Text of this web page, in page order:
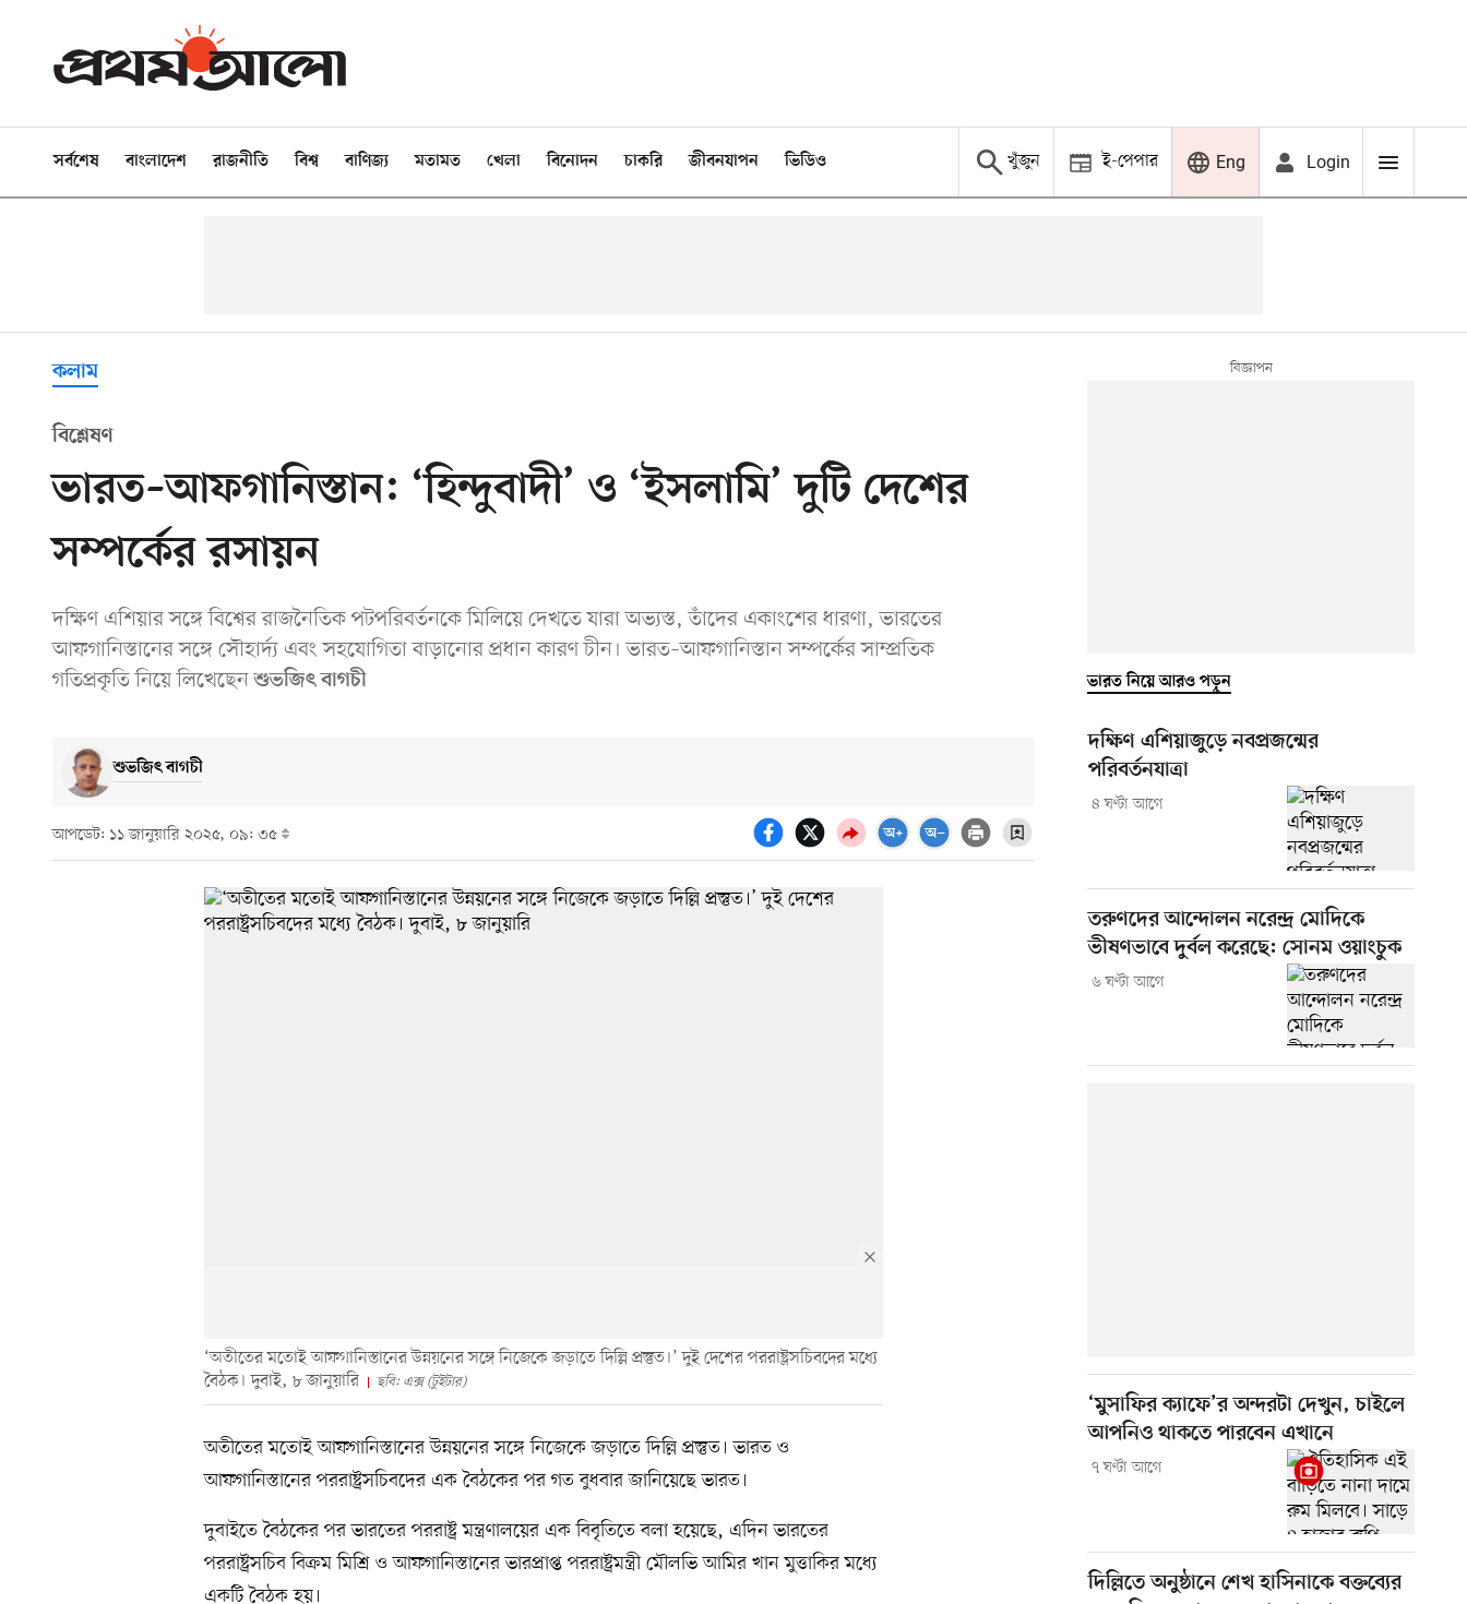
সর্বশেষ বাংলাদেশ রাজনীতি বিশ্ব বাণিজ্য মতামত খেলা বিনোদন চাকরি জীবনযাপন ভিডিও খুঁজুন ই-পেপার Eng Login
কলাম
বিশ্লেষণ
ভারত–আফগানিস্তান: ‘হিন্দুবাদী’ ও ‘ইসলামি’ দুটি দেশের
সম্পর্কের রসায়ন
দক্ষিণ এশিয়ার সঙ্গে বিশ্বের রাজনৈতিক পটপরিবর্তনকে মিলিয়ে দেখতে যারা অভ্যস্ত, তাঁদের একাংশের ধারণা, ভারতের
আফগানিস্তানের সঙ্গে সৌহার্দ্য এবং সহযোগিতা বাড়ানোর প্রধান কারণ চীন। ভারত–আফগানিস্তান সম্পর্কের সাম্প্রতিক
গতিপ্রকৃতি নিয়ে লিখেছেনশুভজিৎ বাগচী
শুভজিৎ বাগচী
আপডেট: ১১ জানুয়ারি ২০২৫, ০৯: ৩৫
‘অতীতের মতোই আফগানিস্তানের উন্নয়নের সঙ্গে নিজেকে জড়াতে দিল্লি প্রস্তুত।’ দুই দেশের পররাষ্ট্রসচিবদের মধ্যে
বৈঠক। দুবাই, ৮ জানুয়ারি
ছবি: এক্স (টুইটার)
অতীতের মতোই আফগানিস্তানের উন্নয়নের সঙ্গে নিজেকে জড়াতে দিল্লি প্রস্তুত। ভারত ও
আফগানিস্তানের পররাষ্ট্রসচিবদের এক বৈঠকের পর গত বুধবার জানিয়েছে ভারত।
দুবাইতে বৈঠকের পর ভারতের পররাষ্ট্র মন্ত্রণালয়ের এক বিবৃতিতে বলা হয়েছে, এদিন ভারতের
পররাষ্ট্রসচিব বিক্রম মিশ্রি ও আফগানিস্তানের ভারপ্রাপ্ত পররাষ্ট্রমন্ত্রী মৌলভি আমির খান মুত্তাকির মধ্যে
একটি বৈঠক হয়।
ভারত নিয়ে আরও পড়ুন
দক্ষিণ এশিয়াজুড়ে নবপ্রজন্মের
পরিবর্তনযাত্রা
৪ ঘণ্টা আগে
তরুণদের আন্দোলন নরেন্দ্র মোদিকে
ভীষণভাবে দুর্বল করেছে: সোনম ওয়াংচুক
৬ ঘণ্টা আগে
‘মুসাফির ক্যাফে’র অন্দরটা দেখুন, চাইলে
আপনিও থাকতে পারবেন এখানে
৭ ঘণ্টা আগে
দিল্লিতে অনুষ্ঠানে শেখ হাসিনাকে বক্তব্যের